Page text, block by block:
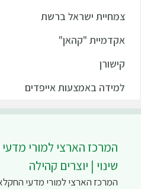
צמחיית ישראל ברשת
אקדמיית "קהאן"
קישורן
למידה באמצעות אייפדים
המרכז הארצי למורי מדעי
שינוי | יוצרים קהילה
המרכז הארצי למורי מדעי